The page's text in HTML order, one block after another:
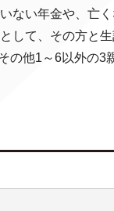
ない年金や、亡
して、その方と
の他1～6以外の